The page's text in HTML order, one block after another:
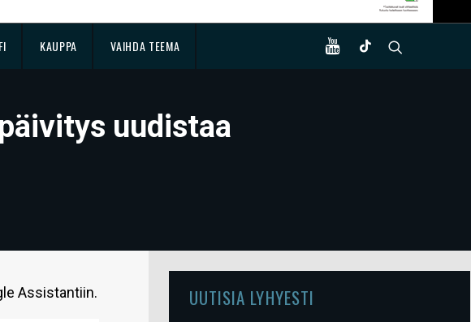
KAUPPA VAIHDA TEEMA
uudistaa
Assistantiin. UUTISIA LYHYESTI